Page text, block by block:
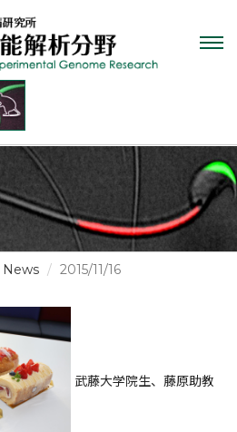
News 2015/11/16
武藤大学院生、藤原助教